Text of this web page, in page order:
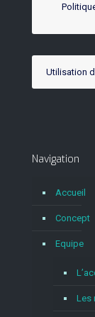
Utilisation
Navigation
Accueil
Concept
Equipe
Les